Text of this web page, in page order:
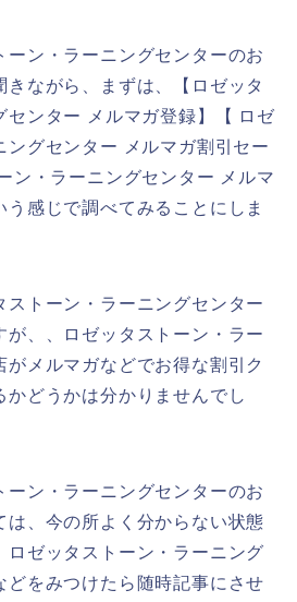
ーン・ラーニングセンターのお
きながら、まずは、【ロゼッタ
センター メルマガ登録】【 ロゼ
ングセンター メルマガ割引セー
ン・ラーニングセンター メルマ
う感じで調べてみることにしま
ストーン・ラーニングセンター
が、、ロゼッタストーン・ラー
がメルマガなどでお得な割引ク
かどうかは分かりませんでし
ーン・ラーニングセンターのお
は、今の所よく分からない状態
ロゼッタストーン・ラーニング
どをみつけたら随時記事にさせ